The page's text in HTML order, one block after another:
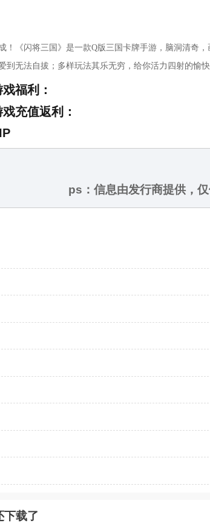
！《闪将三国》是一款Q版三国卡牌手游，脑洞清奇
到无法自拔；多样玩法其乐无穷，给你活力四射的愉快
福利：
充值返利：
ps：信息由发行商提供，
下载了